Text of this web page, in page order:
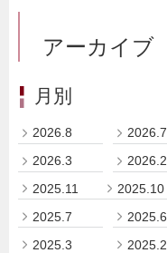
アーカイブ
月別
2026.8 2026.7
2026.3
2026.2
2025.11
2025.10
2025.7
2025.6
2025.3
2025.2